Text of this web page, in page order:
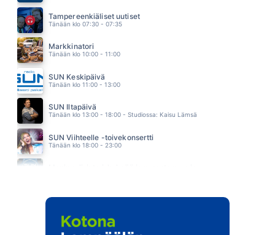
JESSE KAIKURANTA
19.45
Tampereenkiäliset uutiset
Tänään klo 07:30 - 07:35
Markkinatori
Tänään klo 10:00 - 11:00
SUN Keskipäivä
Tänään klo 11:00 - 13:00
SUN Iltapäivä
Tänään klo 13:00 - 18:00 - Studiossa: Kaisu Lämsä
SUN Viihteelle -toivekonsertti
Tänään klo 18:00 - 23:00